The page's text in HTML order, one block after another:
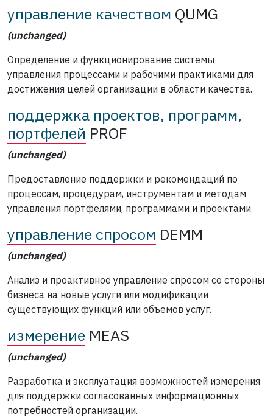
управление качеством QUMG
(unchanged)
Определение и функционирование системы
управления процессами и рабочими практиками для
достижения целей организации в области качества.
поддержка проектов, программ,
портфелей PROF
(unchanged)
Предоставление поддержки и рекомендаций по
процессам, процедурам, инструментам и методам
управления портфелями, программами и проектами.
управление спросом DEMM
(unchanged)
Анализ и проактивное управление спросом со стороны
бизнеса на новые услуги или модификации
существующих функций или объемов услуг.
измерение MEAS
(unchanged)
Разработка и эксплуатация возможностей измерения
для поддержки согласованных информационных
потребностей организации.